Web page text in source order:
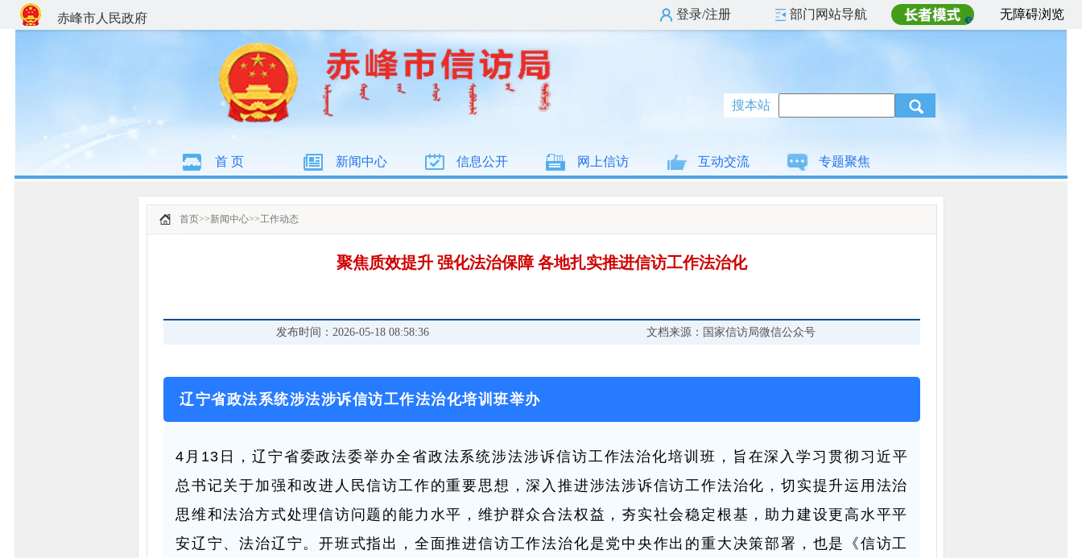
赤峰市人民政府 登录/注册 部门网站导航 无障碍浏览
搜本站
首 页 新闻中心 信息公开 网上信访 互动交流 专题聚焦
首页>>新闻中心>>工作动态
聚焦质效提升 强化法治保障 各地扎实推进信访工作法治化
发布时间：2026-05-18 08:58:36 文档来源：国家信访局微信公众号
辽宁省政法系统涉法涉诉信访工作法治化培训班举办
4月13日，辽宁省委政法委举办全省政法系统涉法涉诉信访工作法治化培训班，旨在深入学习贯彻习近平
总书记关于加强和改进人民信访工作的重要思想，深入推进涉法涉诉信访工作法治化，切实提升运用法治
思维和法治方式处理信访问题的能力水平，维护群众合法权益，夯实社会稳定根基，助力建设更高水平平
安辽宁、法治辽宁。开班式指出，全面推进信访工作法治化是党中央作出的重大决策部署，也是《信访工